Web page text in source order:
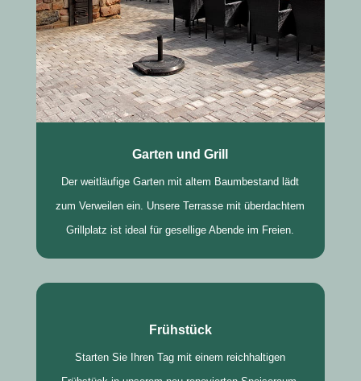
Garten und Grill
Der weitläufige Garten mit altem Baumbestand lädt
zum Verweilen ein. Unsere Terrasse mit überdachtem
Grillplatz ist ideal für gesellige Abende im Freien.
Frühstück
Starten Sie Ihren Tag mit einem reichhaltigen